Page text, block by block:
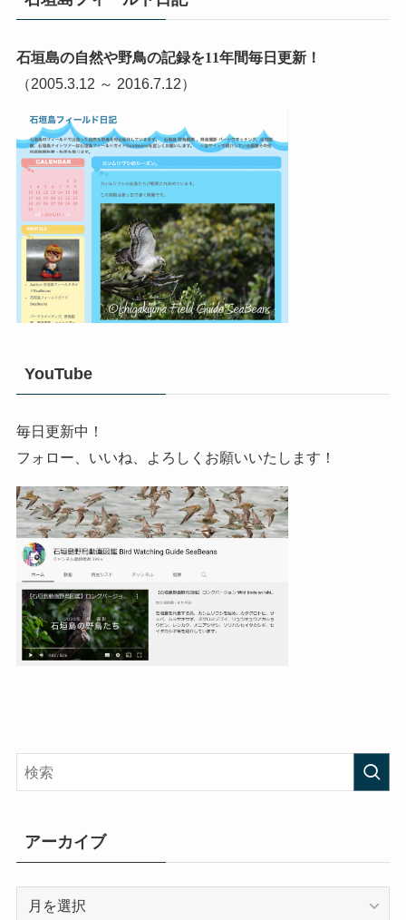
石垣島の自然や野鳥の記録を11年間毎日更新！
（2005.3.12 ～ 2016.7.12）
YouTube
毎日更新中！
フォロー、いいね、よろしくお願いいたします！
アーカイブ